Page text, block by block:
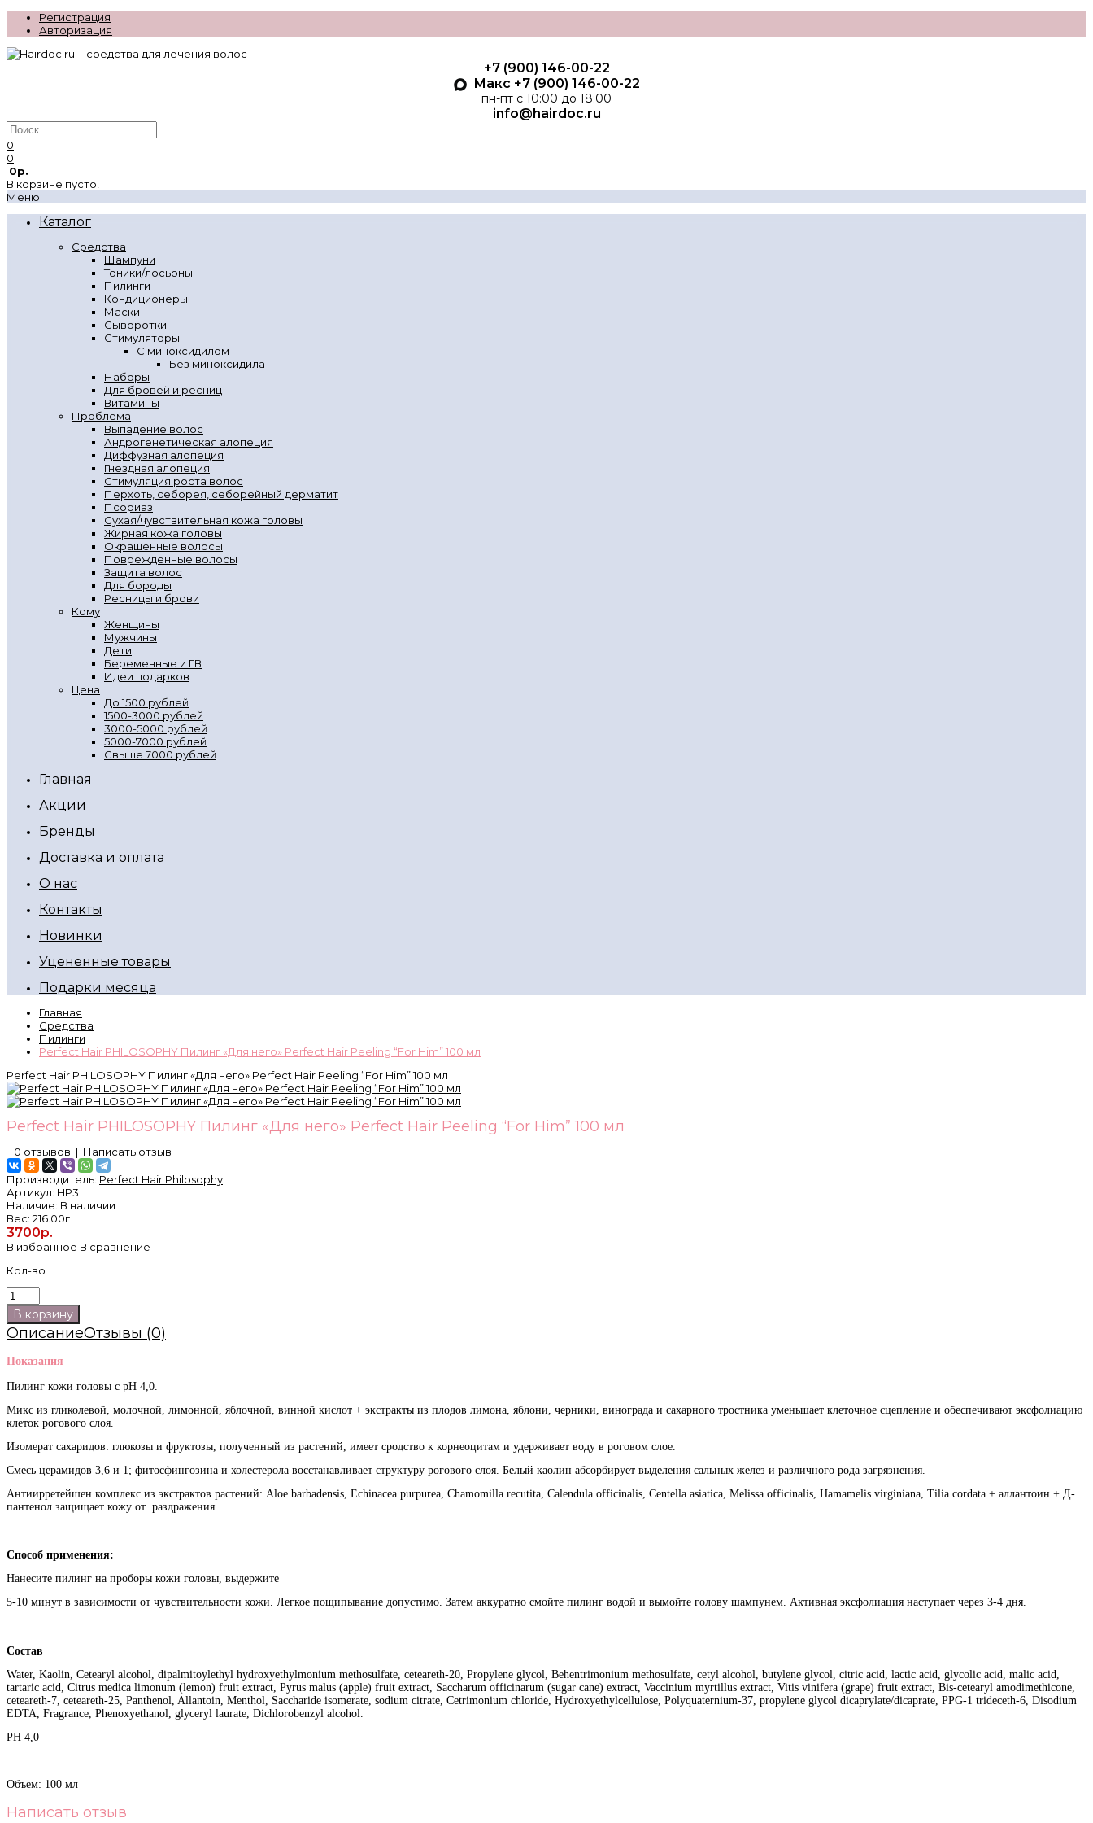
Регистрация
Авторизация
+7 (900) 146-00-22
Макс +7 (900) 146-00-22
пн-пт с 10:00 до 18:00
info@hairdoc.ru
0
0
0р.
В корзине пусто!
Меню
Каталог
Средства
Шампуни
Тоники/лосьоны
Пилинги
Кондиционеры
Маски
Сыворотки
Стимуляторы
С миноксидилом
Без миноксидила
Наборы
Для бровей и ресниц
Витамины
Проблема
Выпадение волос
Андрогенетическая алопеция
Диффузная алопеция
Гнездная алопеция
Стимуляция роста волос
Перхоть, себорея, себорейный дерматит
Псориаз
Сухая/чувствительная кожа головы
Жирная кожа головы
Окрашенные волосы
Поврежденные волосы
Защита волос
Для бороды
Ресницы и брови
Кому
Женщины
Мужчины
Дети
Беременные и ГВ
Идеи подарков
Цена
До 1500 рублей
1500-3000 рублей
3000-5000 рублей
5000-7000 рублей
Свыше 7000 рублей
Главная
Акции
Бренды
Доставка и оплата
О нас
Контакты
Новинки
Уцененные товары
Подарки месяца
Главная
Средства
Пилинги
Perfect Hair PHILOSOPHY Пилинг «Для него» Perfect Hair Peeling “For Him” 100 мл
Perfect Hair PHILOSOPHY Пилинг «Для него» Perfect Hair Peeling “For Him” 100 мл
Perfect Hair PHILOSOPHY Пилинг «Для него» Perfect Hair Peeling “For Him” 100 мл
0 отзывов | Написать отзыв
Производитель: Perfect Hair Philosophy
Артикул: HP3
Наличие: В наличии
Вес: 216.00г
3700р.
В избранное В сравнение
Кол-во
ОписаниеОтзывы (0)
Показания
Пилинг кожи головы с рН 4,0.
Микс из гликолевой, молочной, лимонной, яблочной, винной кислот + экстракты из плодов лимона, яблони, черники, винограда и сахарного тростника уменьшает клеточное сцепление и обеспечивают эксфолиацию
клеток рогового слоя.
Изомерат сахаридов: глюкозы и фруктозы, полученный из растений, имеет сродство к корнеоцитам и удерживает воду в роговом слое.
Смесь церамидов 3,6 и 1; фитосфингозина и холестерола восстанавливает структуру рогового слоя. Белый каолин абсорбирует выделения сальных желез и различного рода загрязнения.
Антиирретейшен комплекс из экстрактов растений: Aloe barbadensis, Echinacea purpurea, Chamomilla recutita, Calendula officinalis, Centella asiatica, Melissa officinalis, Hamamelis virginiana, Tilia cordata + аллантоин + Д-
пантенол защищает кожу от раздражения.
Способ применения:
Нанесите пилинг на проборы кожи головы, выдержите
5-10 минут в зависимости от чувствительности кожи. Легкое пощипывание допустимо. Затем аккуратно смойте пилинг водой и вымойте голову шампунем. Активная эксфолиация наступает через 3-4 дня.
Состав
Water, Kaolin, Cetearyl alcohol, dipalmitoylethyl hydroxyethylmonium methosulfate, ceteareth-20, Propylene glycol, Behentrimonium methosulfate, сetyl alcohol, butylene glycol, citric acid, lactic acid, glycolic acid, malic acid,
tartaric acid, Citrus medica limonum (lemon) fruit extract, Pyrus malus (apple) fruit extract, Saccharum officinarum (sugar cane) extract, Vaccinium myrtillus extract, Vitis vinifera (grape) fruit extract, Bis-cetearyl amodimethicone,
ceteareth-7, ceteareth-25, Panthenol, Allantoin, Menthol, Saccharide isomerate, sodium citrate, Cetrimonium chloride, Hydroxyethylcellulose, Polyquaternium‐37, propylene glycol dicaprylate/dicaprate, PPG-1 trideceth-6, Disodium
EDTA, Fragrance, Phenoxyethanol, glyceryl laurate, Dichlorobenzyl alcohol.
PH 4,0
Объем: 100 мл
Написать отзыв